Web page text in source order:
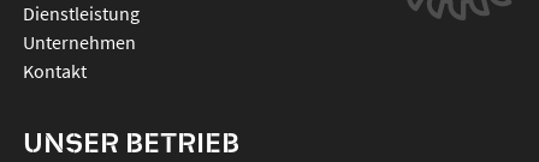
Dienstleistung
Unternehmen
Kontakt
UNSER BETRIEB